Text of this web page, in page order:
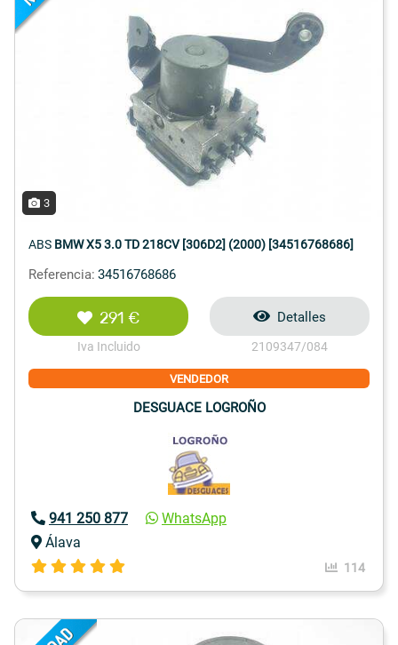
3
ABS BMW X5 3.0 TD 218CV [306D2] (2000) [34516768686]
Referencia: 34516768686
291 €
Iva Incluido
Detalles
2109347/084
VENDEDOR
DESGUACE LOGROÑO
941 250 877
WhatsApp
Álava
114